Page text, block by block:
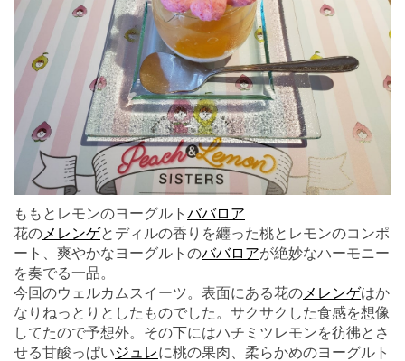
ももとレモンのヨーグルト ババロア
花の メレンゲとディルの香りを纏った桃とレモンのコンポ
ート、爽やかなヨーグルトのババロアが絶妙なハーモニー
を奏でる一品。
今回のウェルカムスイーツ。表面にある花の メレンゲはか
なりねっとりとしたものでした。サクサクした食感を想像
してたので予想外。その下にはハチミツレモンを彷彿とさ
せる甘酸っぱいジュレに桃の果肉、柔らかめのヨーグルト